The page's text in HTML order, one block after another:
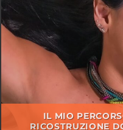
IL MIO
RICOSTRUZIONE